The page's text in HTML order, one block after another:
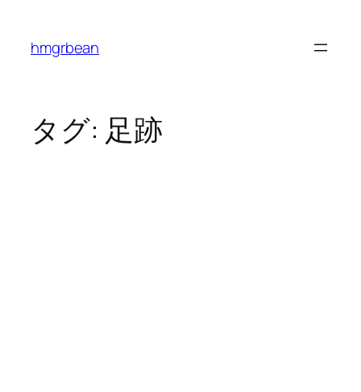
hmgrbean
タグ: 足跡